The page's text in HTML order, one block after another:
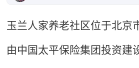
玉兰人家养老社区位于北京
由中国太平保险集团投资建